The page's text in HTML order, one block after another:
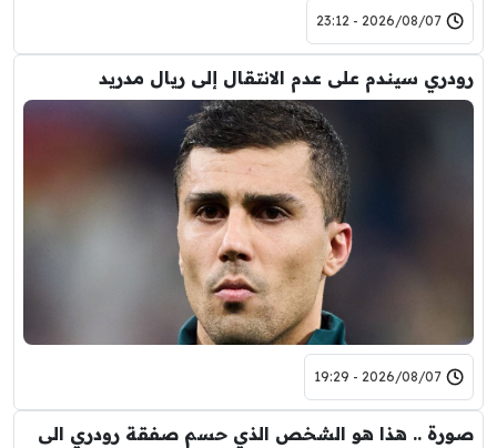
2026/08/07 - 23:12
رودري سيندم على عدم الانتقال إلى ريال مدريد
2026/08/07 - 19:29
صورة .. هذا هو الشخص الذي حسم صفقة رودري الى